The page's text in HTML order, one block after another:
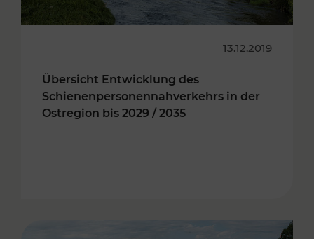
13.12.2019
Übersicht Entwicklung des
Schienenpersonennahverkehrs in der
Ostregion bis 2029 / 2035